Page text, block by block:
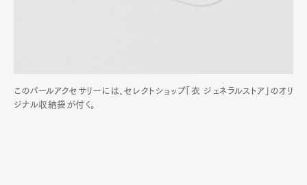
Pen Meet
このパールアクセサリーには、セレクトショップ「衣 ジェネラルストア」のオリ
ジナル収納袋が付く。